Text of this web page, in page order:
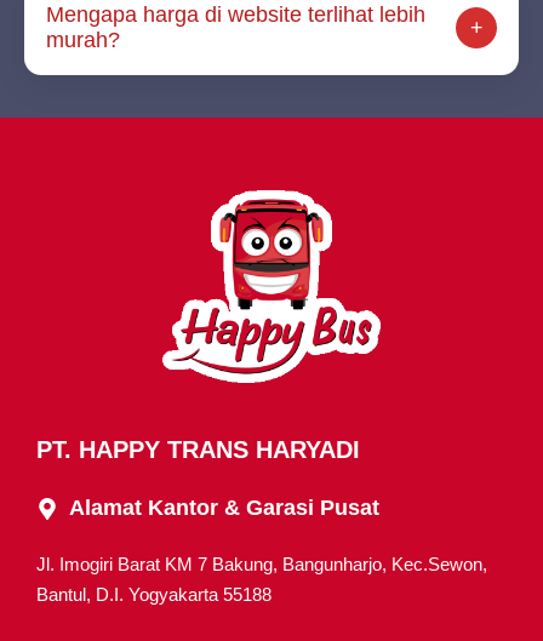
Mengapa harga di website terlihat lebih
murah?
PT. HAPPY TRANS HARYADI
Alamat Kantor & Garasi Pusat
Jl. Imogiri Barat KM 7 Bakung, Bangunharjo, Kec.Sewon,
Bantul, D.I. Yogyakarta 55188